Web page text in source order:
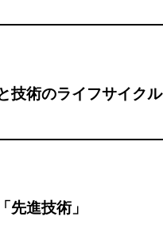
技術のライフサイクル
先進技術」